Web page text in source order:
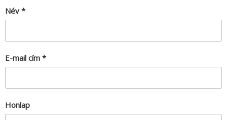
Név *
E-mail cím *
Honlap